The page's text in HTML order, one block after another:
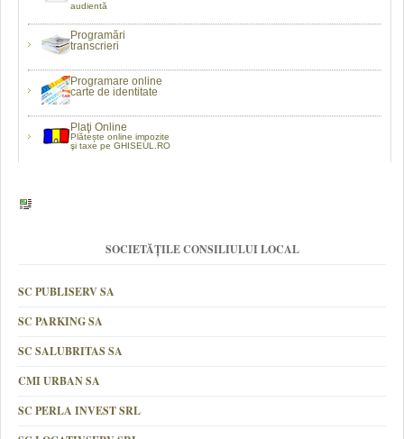
audientă
Programări
transcrieri
Programare online
carte de identitate
Plaţi Online
Plătește online impozite
şi taxe pe GHISEUL.RO
SOCIETĂȚILE CONSILIULUI LOCAL
SC PUBLISERV SA
SC PARKING SA
SC SALUBRITAS SA
CMI URBAN SA
SC PERLA INVEST SRL